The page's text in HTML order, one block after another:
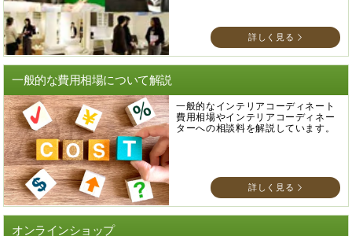
詳しく見る
一般的な費用相場について解説
一般的なインテリアコーディネート
費用相場やインテリアコーディネー
ターへの相談料を解説しています。
詳しく見る
オンラインショップ